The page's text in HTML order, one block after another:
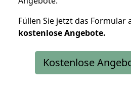
Füllen Sie jetzt das Formular
kostenloseAngebote.
Kostenlose